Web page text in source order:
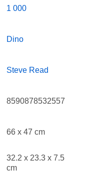
1 000
Dino
Steve Read
8590878532557
66 x 47 cm
32.2 x 23.3 x 7.5
cm